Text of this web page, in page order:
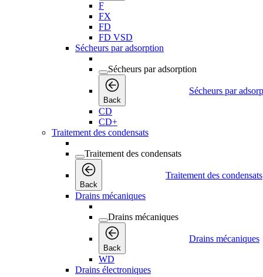
F
FX
FD
FD VSD
Sécheurs par adsorption
Sécheurs par adsorption
Back
Sécheurs par
CD
CD+
Traitement des condensats
Traitement des condensats
Back
Traitement des condensats
Drains mécaniques
Drains mécaniques
Back
Drains mécaniques
WD
Drains électroniques